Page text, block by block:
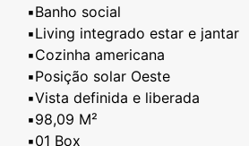
▪️Banho social
▪️Living integrado estar e jantar
▪️Cozinha americana
▪️Posição solar Oeste
▪️Vista definida e liberada
▪️98,09 M²
▪️01 Box